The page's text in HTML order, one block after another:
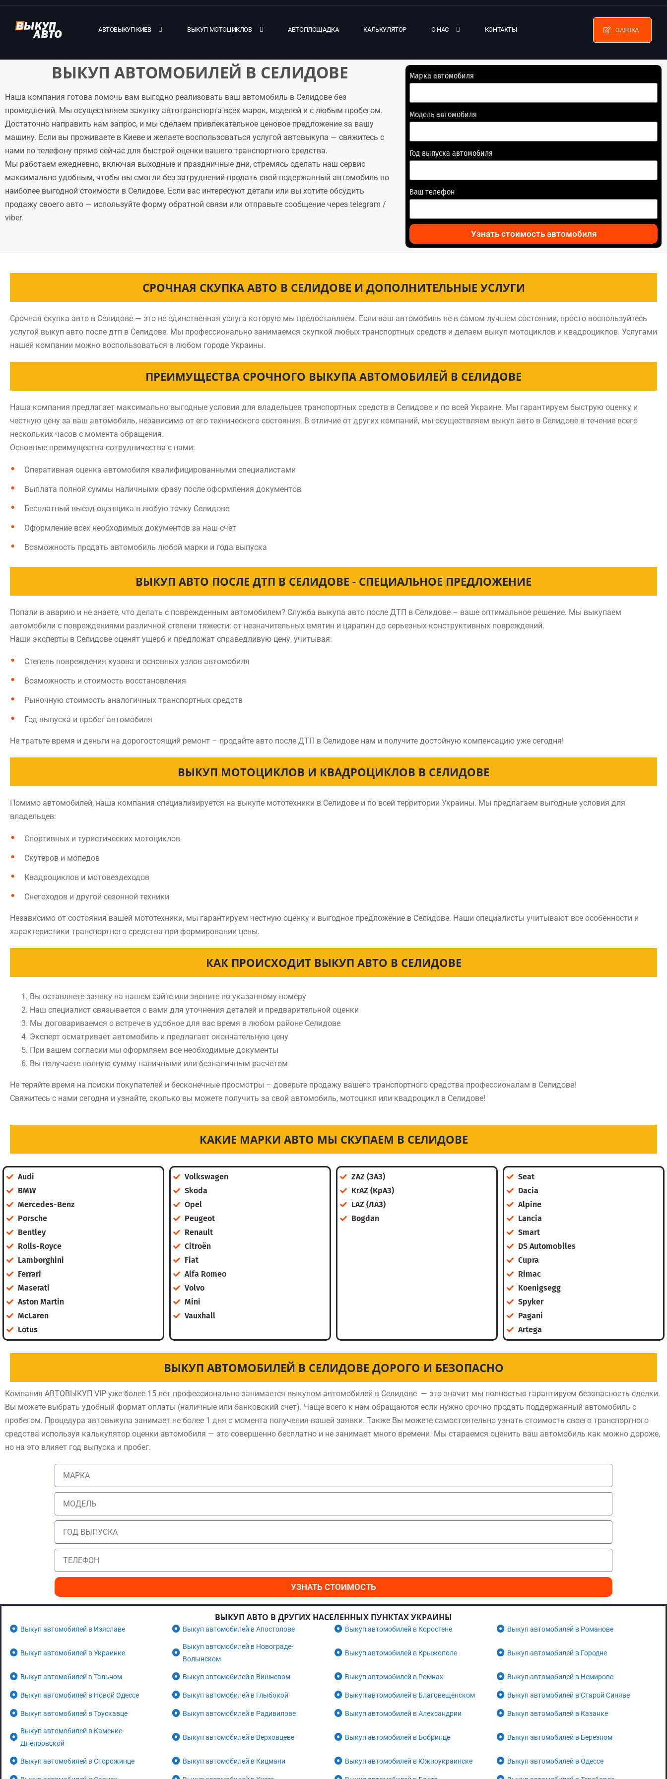
АВТОВЫКУП КИЕВ ВЫКУП МОТОЦИКЛОВ АВТОПЛОЩАДКА КАЛЬКУЛЯТОР О НАС КОНТАКТЫ ЗАЯВКА
ВЫКУП АВТОМОБИЛЕЙ В СЕЛИДОВЕ
Наша компания готова помочь вам выгодно реализовать ваш автомобиль в Селидове без
промедлений. Мы осуществляем закупку автотранспорта всех марок, моделей и с любым пробегом.
Достаточно направить нам запрос, и мы сделаем привлекательное ценовое предложение за вашу
машину. Если вы проживаете в Киеве и желаете воспользоваться услугой автовыкупа — свяжитесь с
нами по телефону прямо сейчас для быстрой оценки вашего транспортного средства.
Мы работаем ежедневно, включая выходные и праздничные дни, стремясь сделать наш сервис
максимально удобным, чтобы вы смогли без затруднений продать свой подержанный автомобиль по
наиболее выгодной стоимости в Селидове. Если вас интересуют детали или вы хотите обсудить
продажу своего авто — используйте форму обратной связи или отправьте сообщение через telegram /
viber.
Марка автомобиля
Модель автомобиля
Год выпуска автомобиля
Ваш телефон
Узнать стоимость автомобиля
СРОЧНАЯ СКУПКА АВТО В СЕЛИДОВЕ И ДОПОЛНИТЕЛЬНЫЕ УСЛУГИ
Срочная скупка авто в Селидове — это не единственная услуга которую мы предоставляем. Если ваш автомобиль не в самом лучшем состоянии, просто воспользуйтесь
услугой выкуп авто после дтп в Селидове. Мы профессионально занимаемся скупкой любых транспортных средств и делаем выкуп мотоциклов и квадроциклов. Услугами
нашей компании можно воспользоваться в любом городе Украины.
ПРЕИМУЩЕСТВА СРОЧНОГО ВЫКУПА АВТОМОБИЛЕЙ В СЕЛИДОВЕ
Наша компания предлагает максимально выгодные условия для владельцев транспортных средств в Селидове и по всей Украине. Мы гарантируем быструю оценку и
честную цену за ваш автомобиль, независимо от его технического состояния. В отличие от других компаний, мы осуществляем выкуп авто в Селидове в течение всего
нескольких часов с момента обращения.
Основные преимущества сотрудничества с нами:
Оперативная оценка автомобиля квалифицированными специалистами
Выплата полной суммы наличными сразу после оформления документов
Бесплатный выезд оценщика в любую точку Селидове
Оформление всех необходимых документов за наш счет
Возможность продать автомобиль любой марки и года выпуска
ВЫКУП АВТО ПОСЛЕ ДТП В СЕЛИДОВЕ - СПЕЦИАЛЬНОЕ ПРЕДЛОЖЕНИЕ
Попали в аварию и не знаете, что делать с поврежденным автомобилем? Служба выкупа авто после ДТП в Селидове – ваше оптимальное решение. Мы выкупаем
автомобили с повреждениями различной степени тяжести: от незначительных вмятин и царапин до серьезных конструктивных повреждений.
Наши эксперты в Селидове оценят ущерб и предложат справедливую цену, учитывая:
Степень повреждения кузова и основных узлов автомобиля
Возможность и стоимость восстановления
Рыночную стоимость аналогичных транспортных средств
Год выпуска и пробег автомобиля
Не тратьте время и деньги на дорогостоящий ремонт – продайте авто после ДТП в Селидове нам и получите достойную компенсацию уже сегодня!
ВЫКУП МОТОЦИКЛОВ И КВАДРОЦИКЛОВ В СЕЛИДОВЕ
Помимо автомобилей, наша компания специализируется на выкупе мототехники в Селидове и по всей территории Украины. Мы предлагаем выгодные условия для
владельцев:
Спортивных и туристических мотоциклов
Скутеров и мопедов
Квадроциклов и мотовездеходов
Снегоходов и другой сезонной техники
Независимо от состояния вашей мототехники, мы гарантируем честную оценку и выгодное предложение в Селидове. Наши специалисты учитывают все особенности и
характеристики транспортного средства при формировании цены.
КАК ПРОИСХОДИТ ВЫКУП АВТО В СЕЛИДОВЕ
Вы оставляете заявку на нашем сайте или звоните по указанному номеру
Наш специалист связывается с вами для уточнения деталей и предварительной оценки
Мы договариваемся о встрече в удобное для вас время в любом районе Селидове
Эксперт осматривает автомобиль и предлагает окончательную цену
При вашем согласии мы оформляем все необходимые документы
Вы получаете полную сумму наличными или безналичным расчетом
Не теряйте время на поиски покупателей и бесконечные просмотры – доверьте продажу вашего транспортного средства профессионалам в Селидове!
Свяжитесь с нами сегодня и узнайте, сколько вы можете получить за свой автомобиль, мотоцикл или квадроцикл в Селидове!
КАКИЕ МАРКИ АВТО МЫ СКУПАЕМ В СЕЛИДОВЕ
Audi
BMW
Mercedes-Benz
Porsche
Bentley
Rolls-Royce
Lamborghini
Ferrari
Maserati
Aston Martin
McLaren
Lotus
Volkswagen
Skoda
Opel
Peugeot
Renault
Citroën
Fiat
Alfa Romeo
Volvo
Mini
Vauxhall
ZAZ (ЗАЗ)
KrAZ (КрАЗ)
LAZ (ЛАЗ)
Bogdan
Seat
Dacia
Alpine
Lancia
Smart
DS Automobiles
Cupra
Rimac
Koenigsegg
Spyker
Pagani
Artega
ВЫКУП АВТОМОБИЛЕЙ В СЕЛИДОВЕ ДОРОГО И БЕЗОПАСНО
Компания АВТОВЫКУП VIP уже более 15 лет профессионально занимается выкупом автомобилей в Селидове — это значит мы полностью гарантируем безопасность сделки.
Вы можете выбрать удобный формат оплаты (наличные или банковский счет). Чаще всего к нам обращаются если нужно срочно продать поддержанный автомобиль с
пробегом. Процедура автовыкупа занимает не более 1 дня с момента получения вашей заявки. Также Вы можете самостоятельно узнать стоимость своего транспортного
средства используя калькулятор оценки автомобиля — это совершенно бесплатно и не занимает много времени. Мы стараемся оценить ваш автомобиль как можно дороже,
но на это влияет год выпуска и пробег.
УЗНАТЬ СТОИМОСТЬ
ВЫКУП АВТО В ДРУГИХ НАСЕЛЕННЫХ ПУНКТАХ УКРАИНЫ
Выкуп автомобилей в Изяславе Выкуп автомобилей в Апостолове Выкуп автомобилей в Коростене Выкуп автомобилей в Романове
Выкуп автомобилей в Украинке
Выкуп автомобилей в Новограде-
Волынском
Выкуп автомобилей в Крыжополе Выкуп автомобилей в Городне
Выкуп автомобилей в Тальном Выкуп автомобилей в Вишневом Выкуп автомобилей в Ромнах Выкуп автомобилей в Немирове
Выкуп автомобилей в Новой Одессе Выкуп автомобилей в Глыбокой Выкуп автомобилей в Благовещенском Выкуп автомобилей в Старой Синяве
Выкуп автомобилей в Трускавце Выкуп автомобилей в Радивилове Выкуп автомобилей в Александрии Выкуп автомобилей в Казанке
Выкуп автомобилей в Каменке-
Днепровской
Выкуп автомобилей в Верховцеве Выкуп автомобилей в Бобринце Выкуп автомобилей в Березном
Выкуп автомобилей в Сторожинце Выкуп автомобилей в Кицмани Выкуп автомобилей в Южноукраинске Выкуп автомобилей в Одессе